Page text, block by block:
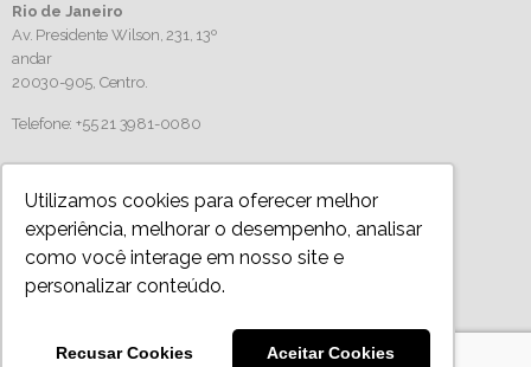
Utilizamos cookies para oferecer melhor
experiência, melhorar o desempenho, analisar
como você interage em nosso site e
personalizar conteúdo.
Recusar Cookies Aceitar Cookies
Rio de Janeiro
Av. Presidente Wilson, 231, 13º
andar
20030-905, Centro.
Telefone: +55 21 3981-0080
Siga-nos
Política de Privacidade
Todos os artigos, imagens e textos são protegidos por direitos autorais. Uso autorizado